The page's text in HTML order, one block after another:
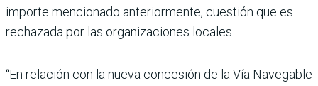
importe mencionado anteriormente, cuestión que es
rechazada por las organizaciones locales.
“En relación con la nueva concesión de la Vía Navegable